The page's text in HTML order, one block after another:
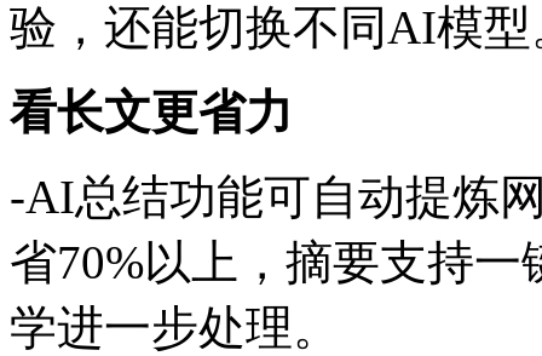
验，还能切换不同AI模型
看长文更省力
-AI总结功能可自动提炼
省70%以上，摘要支持
学进一步处理。‌‌‌